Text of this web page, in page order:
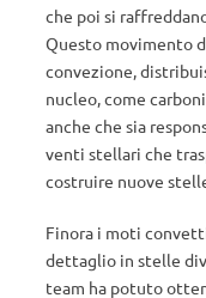
che poi si
Questo movimento
convezione,
nucleo, come
anche che sia
venti stellari che
costruire nuove
Finora i moti
dettaglio in stelle
team ha potuto